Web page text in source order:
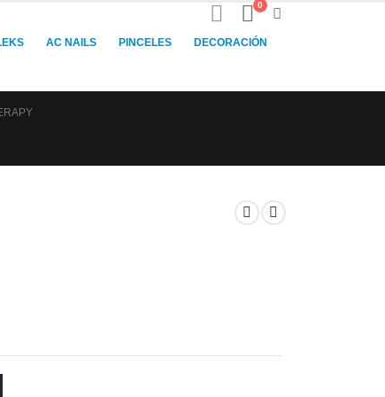
0
AC NAILS PINCELES DECORACIÓN